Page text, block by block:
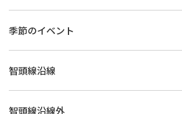
歩く
買う
季節のイベント
秋のイベント
智頭線沿線
智頭線沿線外